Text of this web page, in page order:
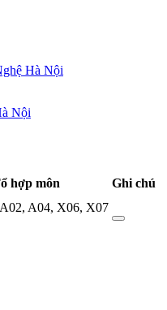
Hà Nội
Nội
hợp môn
Ghi chú
A02, A04, X06, X07